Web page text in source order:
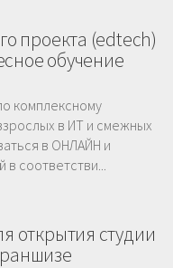
проекта (edtech)
обучение
комплексному
в ИТ и смежных
в ОНЛАЙН и
соответстви...
открытия студии